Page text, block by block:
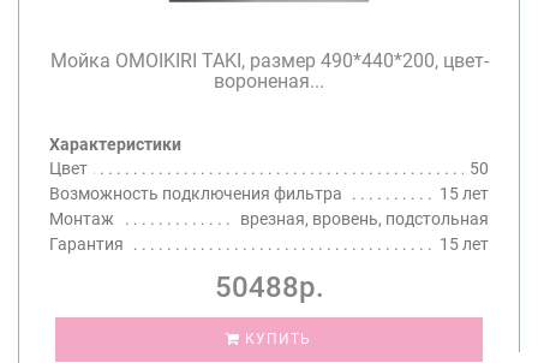
Мойка OMOIKIRI TAKI, размер 490*440*200, цвет-
вороненая...
Характеристики
Цвет
50
Возможность подключения фильтра
15 лет
Монтаж
врезная, вровень, подстольная
Гарантия
15 лет
50488р.
КУПИТЬ